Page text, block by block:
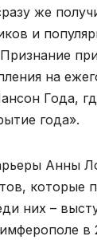
же
и
на
Года,
года».
Анны
которые
них –
в